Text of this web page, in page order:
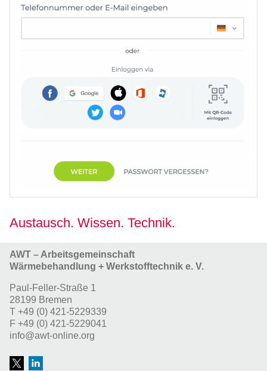
Austausch. Wissen. Technik.
AWT – Arbeitsgemeinschaft
Wärmebehandlung + Werkstofftechnik e. V.
Paul-Feller-Straße 1
28199 Bremen
T +49 (0) 421-5229339
F +49 (0) 421-5229041
info@awt-online.org